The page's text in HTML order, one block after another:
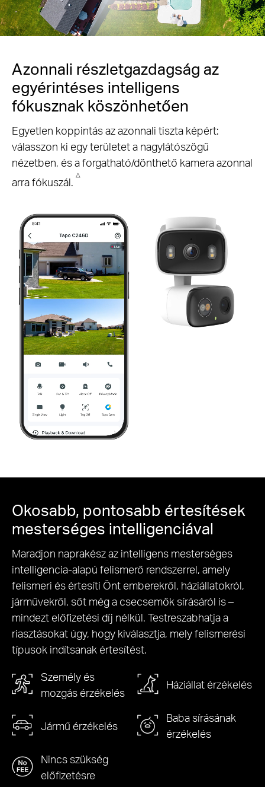
Pause
Azonnali részletgazdagság az
egyérintéses intelligens
fókusznak köszönhetően
Egyetlen koppintás az azonnali tiszta képért:
válasszon ki egy területet a nagylátószögű
nézetben, és a forgatható/dönthető kamera azonnal
arra fókuszál.
△
Okosabb, pontosabb értesítések
mesterséges intelligenciával
Maradjon naprakész az intelligens mesterséges
intelligencia-alapú felismerő rendszerrel, amely
felismeri és értesíti Önt emberekről, háziállatokról,
járművekről, sőt még a csecsemők sírásáról is –
mindezt előfizetési díj nélkül. Testreszabhatja a
riasztásokat úgy, hogy kiválasztja, mely felismerési
típusok indítsanak értesítést.
Személy és
mozgás érzékelés
Háziállat érzékelés
Jármű érzékelés
Baba sírásának
érzékelés
Nincs szükség
előfizetésre